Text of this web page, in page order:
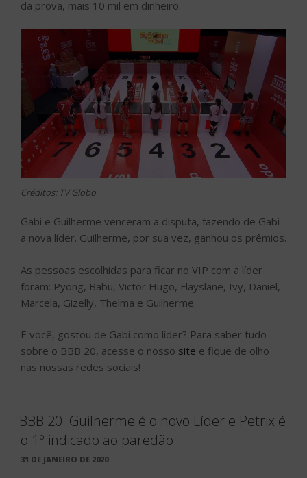
da prova, mais 10 mil em dinheiro.
Créditos: TV Globo
Gabi e Guilherme venceram a disputa, fazendo de Gabi
a nova líder. Guilherme, por sua vez, ganhou os prêmios.
As pessoas escolhidas para ficar no VIP com a líder
foram: Pyong, Babu, Victor Hugo, Flayslane, Ivy, Daniel,
Marcela, Gizelly, Thelma e Guilherme.
E você, gostou de Gabi como líder? Para saber tudo
sobre o BBB 20, acesse o nosso site e fique de olho
nas nossas redes sociais!
BBB 20: Guilherme é o novo Líder e Petrix é
o 1º indicado ao paredão
PUBLICADO
31 DE JANEIRO DE 2020